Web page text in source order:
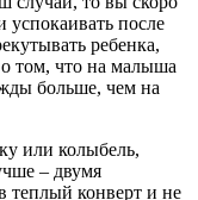
успокаивать после
ребенка,
том, что на малыша
больше, чем на
или колыбель,
– двумя
теплый конверт и не